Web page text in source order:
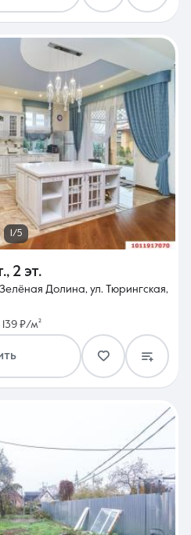
1/5
, 2 эт.
Долина, ул. Тюрингская,
₽/м²